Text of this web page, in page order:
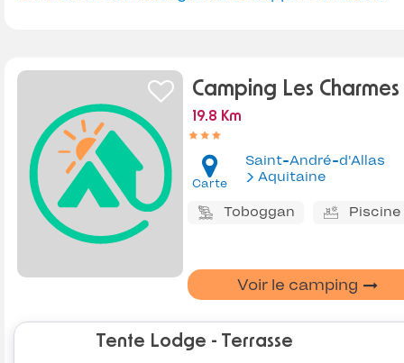
Camping Les Charmes
19.8 Km
Carte
Saint-André-d'Allas
Aquitaine
Toboggan Piscine
Voir le camping
Tente Lodge - Terrasse